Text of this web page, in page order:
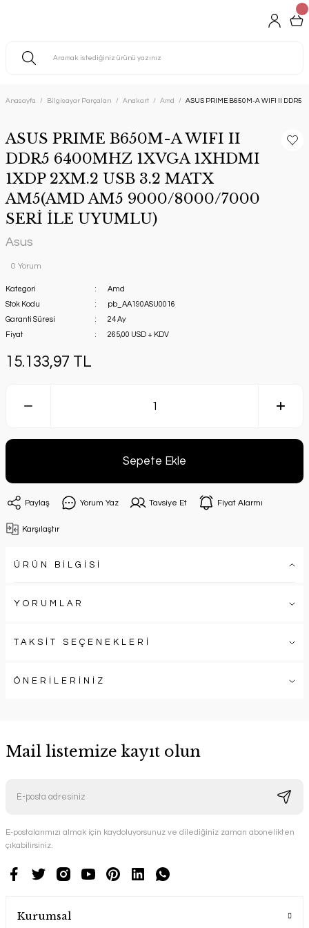
Anasayfa Bilgisayar Parçaları Anakart Amd ASUS PRIME B650M-A WIFI II DDR5
ASUS PRIME B650M-A WIFI II
DDR5 6400MHZ 1XVGA 1XHDMI
1XDP 2XM.2 USB 3.2 MATX
AM5(AMD AM5 9000/8000/7000
SERİ İLE UYUMLU)
Asus
0 Yorum
Kategori
Amd
Stok Kodu
pb_AA190ASU0016
Garanti Süresi
24 Ay
Fiyat
265,00 USD + KDV
15.133,97 TL
Sepete Ekle
Paylaş Yorum Yaz Tavsiye Et Fiyat Alarmı
Karşılaştır
ÜRÜN BİLGİSİ
YORUMLAR
TAKSİT SEÇENEKLERİ
ÖNERİLERİNİZ
Mail listemize kayıt olun
E-postalarımızı almak için kaydoluyorsunuz ve dilediğiniz zaman abonelikten
çıkabilirsiniz.
Kurumsal